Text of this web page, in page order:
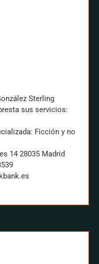
Sterling
sus servicios:
Ficción y no
14 28035 Madrid